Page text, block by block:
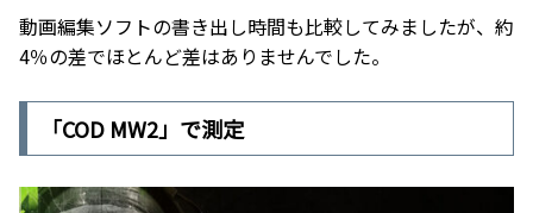
動画編集ソフトの書き出し時間も比較してみましたが、約
4％の差でほとんど差はありませんでした。
「COD MW2」で測定